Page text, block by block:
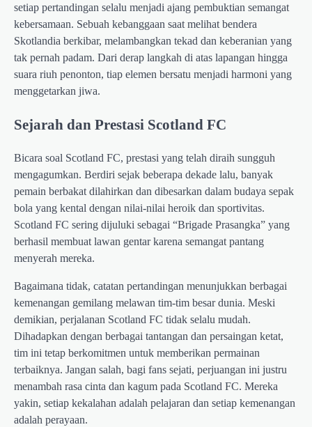
setiap pertandingan selalu menjadi ajang pembuktian semangat
kebersamaan. Sebuah kebanggaan saat melihat bendera
Skotlandia berkibar, melambangkan tekad dan keberanian yang
tak pernah padam. Dari derap langkah di atas lapangan hingga
suara riuh penonton, tiap elemen bersatu menjadi harmoni yang
menggetarkan jiwa.
Sejarah dan Prestasi Scotland FC
Bicara soal Scotland FC, prestasi yang telah diraih sungguh
mengagumkan. Berdiri sejak beberapa dekade lalu, banyak
pemain berbakat dilahirkan dan dibesarkan dalam budaya sepak
bola yang kental dengan nilai-nilai heroik dan sportivitas.
Scotland FC sering dijuluki sebagai “Brigade Prasangka” yang
berhasil membuat lawan gentar karena semangat pantang
menyerah mereka.
Bagaimana tidak, catatan pertandingan menunjukkan berbagai
kemenangan gemilang melawan tim-tim besar dunia. Meski
demikian, perjalanan Scotland FC tidak selalu mudah.
Dihadapkan dengan berbagai tantangan dan persaingan ketat,
tim ini tetap berkomitmen untuk memberikan permainan
terbaiknya. Jangan salah, bagi fans sejati, perjuangan ini justru
menambah rasa cinta dan kagum pada Scotland FC. Mereka
yakin, setiap kekalahan adalah pelajaran dan setiap kemenangan
adalah perayaan.